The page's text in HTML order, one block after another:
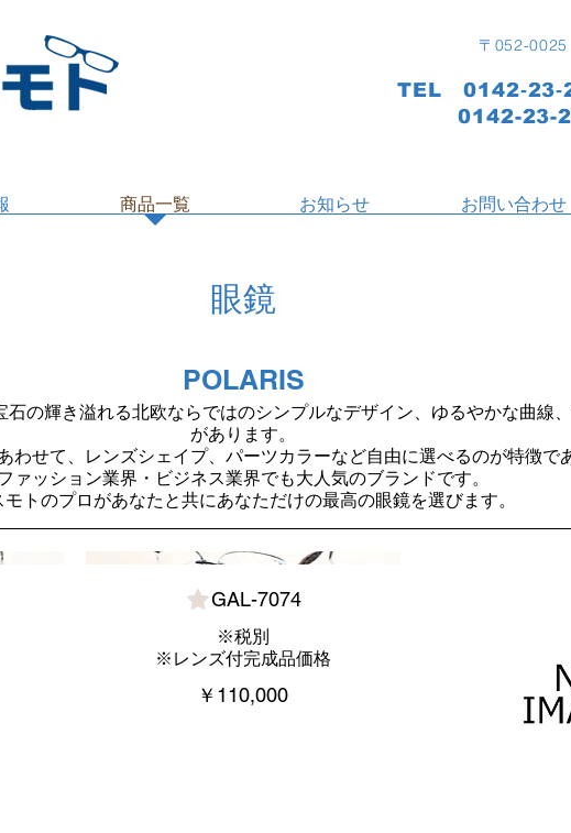
〒052-
TEL
0142-23-
商品一覧 お知らせ お問い合わせ
眼鏡
POLARIS
石の輝き溢れる北欧ならではのシンプルなデザイン、ゆるやかな曲線
があります。
わせて、レンズシェイプ、パーツカラーなど自由に選べるのが特徴で
ァッション業界・ビジネス業界でも大人気のブランドです。
モトのプロがあなたと共にあなただけの最高の眼鏡を選びます。
GAL-7074
※税別
※レンズ付完成品価格
￥110,000